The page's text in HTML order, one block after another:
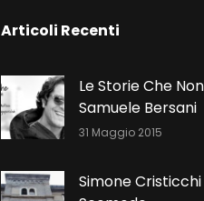
Articoli Recenti
Le Storie Che
Samuele Bersani
31 Maggio 2015
Simone Cristicchi